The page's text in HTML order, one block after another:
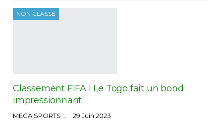
NON CLASSÉ
Classement FIFA l Le Togo fait un bond
impressionnant
29 Juin 2023